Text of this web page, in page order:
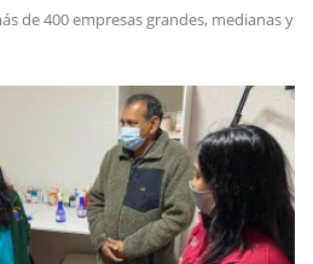
de 400 empresas grandes, medianas y